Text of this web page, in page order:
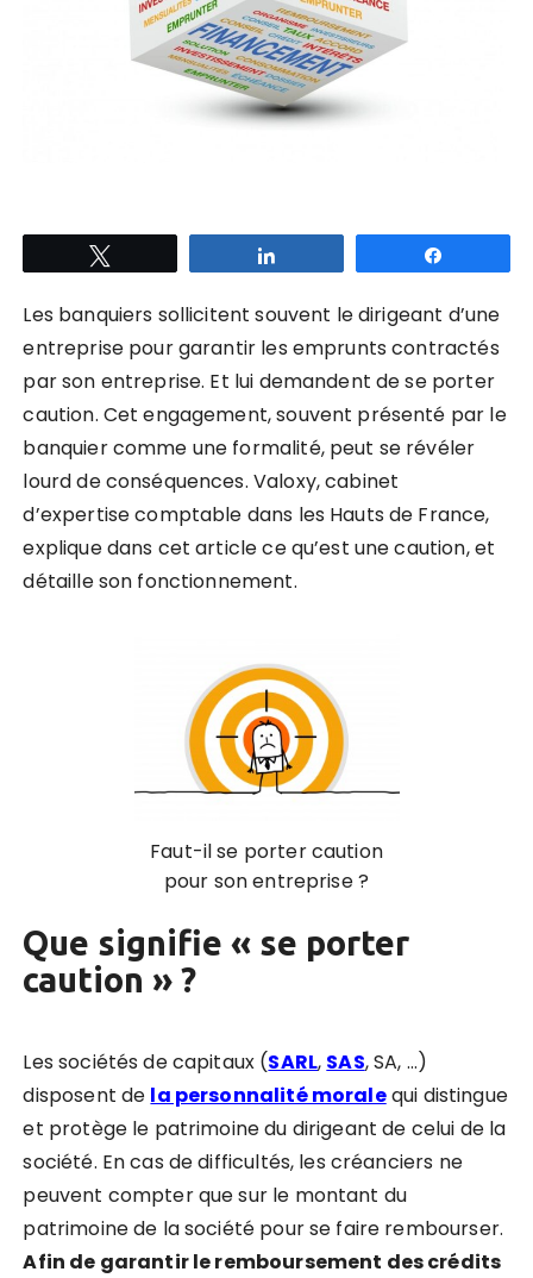
Les banquiers sollicitent souvent le dirigeant d’une
entreprise pour garantir les emprunts contractés
par son entreprise. Et lui demandent de se porter
caution. Cet engagement, souvent présenté par le
banquier comme une formalité, peut se révéler
lourd de conséquences. Valoxy, cabinet
d’expertise comptable dans les Hauts de France,
explique dans cet article ce qu’est une caution, et
détaille son fonctionnement.
Faut-il se porter caution
pour son entreprise ?
Que signifie « se porter
caution » ?
Les sociétés de capitaux (SARL, SAS, SA, …)
disposent de la personnalité moralequi distingue
et protège le patrimoine du dirigeant de celui de la
société. En cas de difficultés, les créanciers ne
peuvent compter que sur le montant du
patrimoine de la société pour se faire rembourser.
Afin de garantir le remboursement des crédits